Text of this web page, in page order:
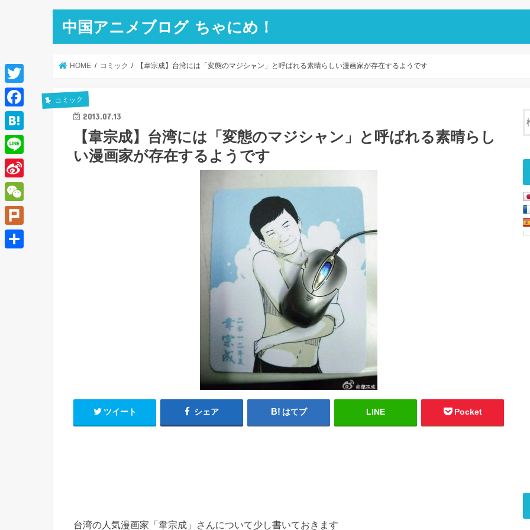
中国アニメブログ ちゃにめ！
HOME コミック 【韋宗成】台湾には「変態のマジシャン」と呼ばれる素晴らしい漫画家が存在するようです
コミック
2013.07.13
【韋宗成】台湾には「変態のマジシャン」と呼ばれる素晴らし
い漫画家が存在するようです
ツイート シェア はてブ LINE Pocket
台湾の人気漫画家「韋宗成」さんについて少し書いておきます
T
w
i
t
e
r
F
a
c
e
b
o
o
k
H
a
t
e
a
L
i
n
e
S
i
n
a
W
e
C
P